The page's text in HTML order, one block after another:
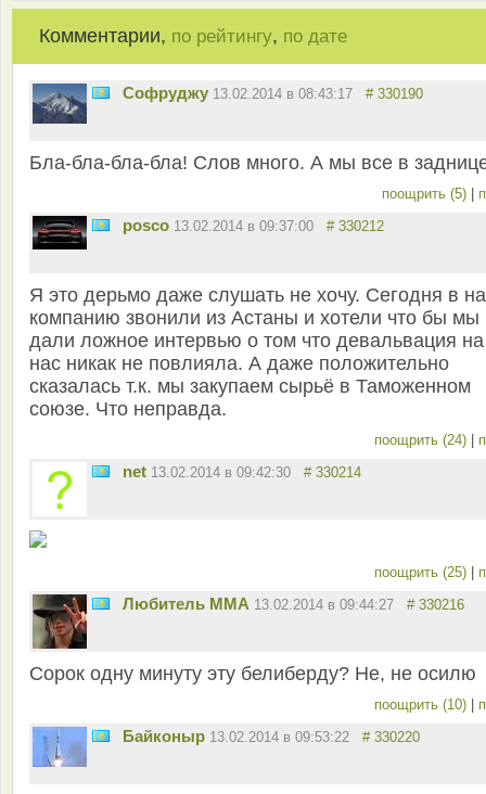
Комментарии, по рейтингу, по дате
Софруджу 13.02.2014 в 08:43:17 # 330190
Бла-бла-бла-бла! Слов много. А мы все в
поощрить (5)
posco 13.02.2014 в 09:37:00 # 330212
Я это дерьмо даже слушать не хочу. Сегодня в
компанию звонили из Астаны и хотели что бы мы
дали ложное интервью о том что девальвация на
нас никак не повлияла. А даже положительно
сказалась т.к. мы закупаем сырьё в Таможенном
союзе. Что неправда.
поощрить (24)
net 13.02.2014 в 09:42:30 # 330214
поощрить (25)
Любитель ММА 13.02.2014 в 09:44:27 # 330216
Сорок одну минуту эту белиберду? Не, не осилю
поощрить (10)
Байконыр 13.02.2014 в 09:53:22 # 330220